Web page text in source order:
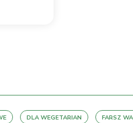
DLA WEGETARIAN FARSZ